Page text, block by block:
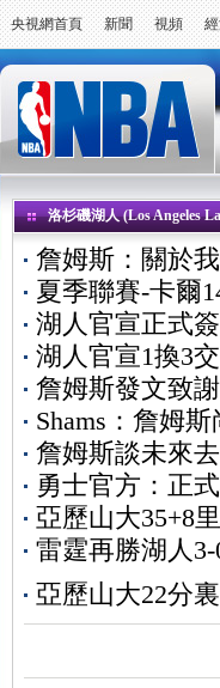
央視網首頁 新聞 視頻
洛杉磯湖人 (Los Angeles
詹姆斯：關於
夏季聯賽-卡爾
湖人官宣正式
湖人官宣1換3
詹姆斯發文致
Shams：詹姆
詹姆斯談未來
勇士官方：正
亞歷山大35+8
雷霆再勝湖人
亞歷山大22分